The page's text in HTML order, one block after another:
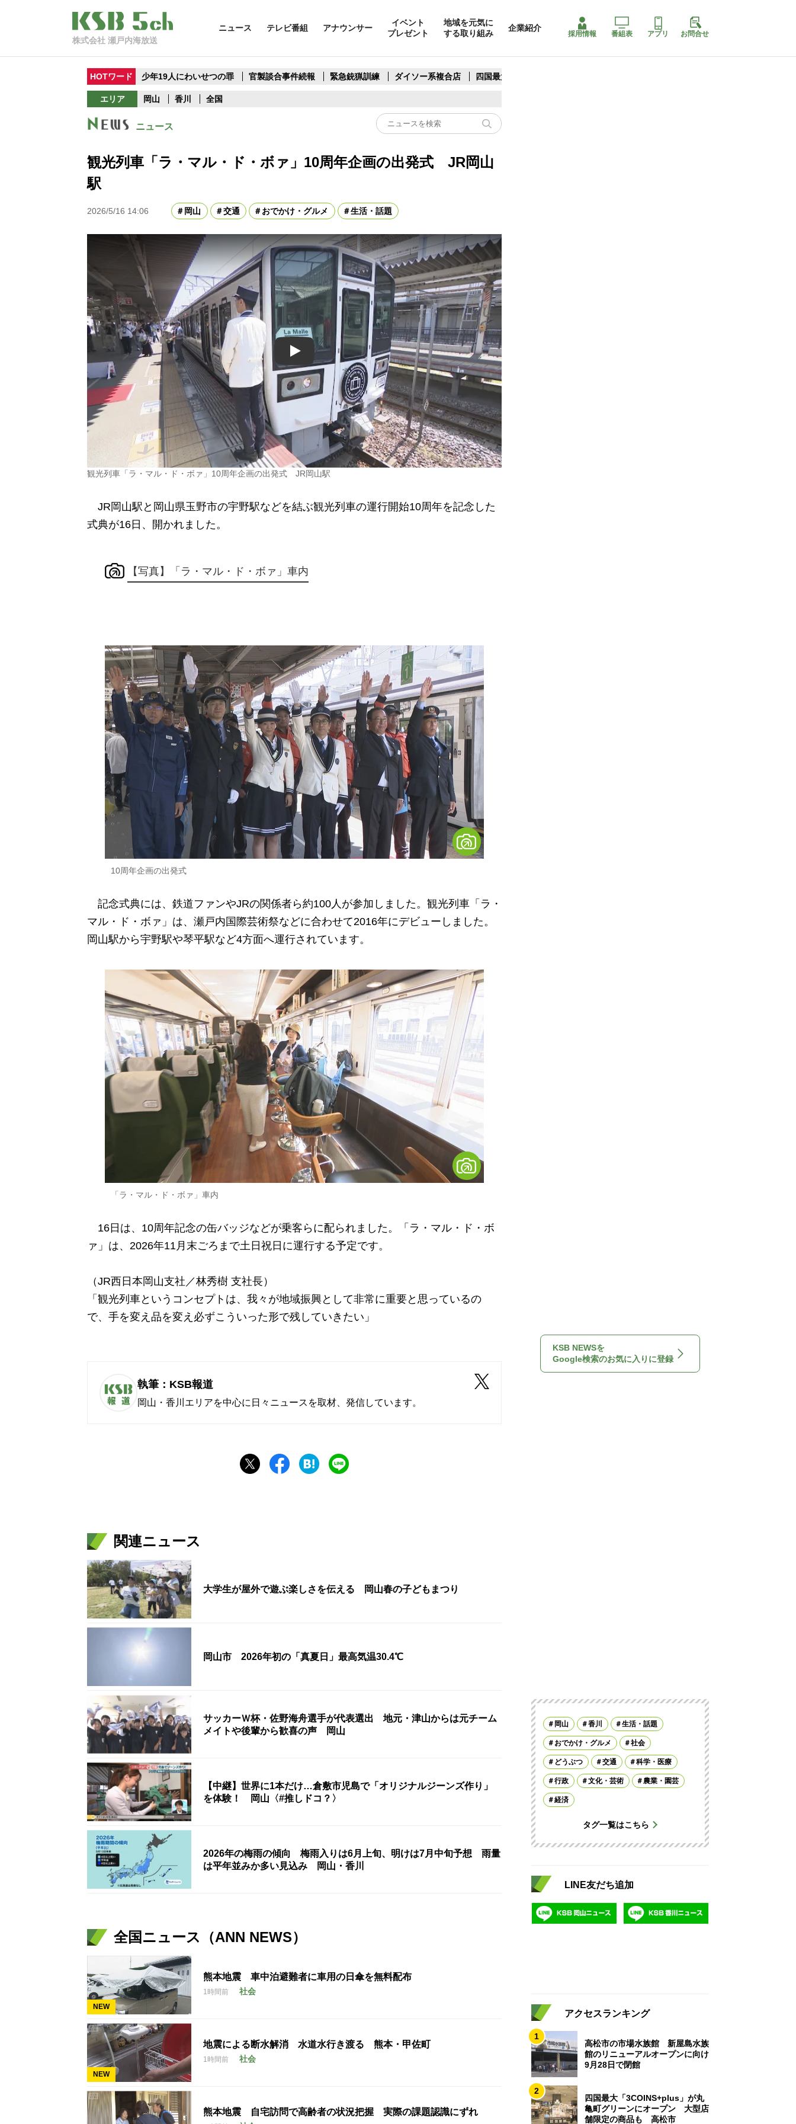
株式会社 瀬戸内海放送
ニュース テレビ番組 アナウンサー
イベント
プレゼント
地域を元気に
する取り組み
企業紹介
採用情報 番組表 アプリ お問合せ
HOTワード 少年19人にわいせつの罪 官製談合事件続報 緊急銃猟訓練 ダイソー系複合店 四国最大スリコ
エリア 岡山 香川 全国
ニュース
観光列車「ラ・マル・ド・ボァ」10周年企画の出発式 JR岡山
駅
2026/5/16 14:06 岡山 交通 おでかけ・グルメ 生活・話題
Play
観光列車「ラ・マル・ド・ボァ」10周年企画の出発式 JR岡山駅
JR岡山駅と岡山県玉野市の宇野駅などを結ぶ観光列車の運行開始10周年を記念した
式典が16日、開かれました。
【写真】「ラ・マル・ド・ボァ」車内
10周年企画の出発式
記念式典には、鉄道ファンやJRの関係者ら約100人が参加しました。観光列車「ラ・
マル・ド・ボァ」は、瀬戸内国際芸術祭などに合わせて2016年にデビューしました。
岡山駅から宇野駅や琴平駅など4方面へ運行されています。
「ラ・マル・ド・ボァ」車内
16日は、10周年記念の缶バッジなどが乗客らに配られました。「ラ・マル・ド・ボ
ァ」は、2026年11月末ごろまで土日祝日に運行する予定です。
（JR西日本岡山支社／林秀樹 支社長）
「観光列車というコンセプトは、我々が地域振興として非常に重要と思っているの
で、手を変え品を変え必ずこういった形で残していきたい」
執筆：KSB報道
岡山・香川エリアを中心に日々ニュースを取材、発信しています。
関連ニュース
大学生が屋外で遊ぶ楽しさを伝える 岡山春の子どもまつり
岡山市 2026年初の「真夏日」最高気温30.4℃
サッカーＷ杯・佐野海舟選手が代表選出 地元・津山からは元チーム
メイトや後輩から歓喜の声 岡山
【中継】世界に1本だけ…倉敷市児島で「オリジナルジーンズ作り」
を体験！ 岡山〈#推しドコ？〉
2026年の梅雨の傾向 梅雨入りは6月上旬、明けは7月中旬予想 雨量
は平年並みか多い見込み 岡山・香川
全国ニュース（ANN NEWS）
NEW
熊本地震 車中泊避難者に車用の日傘を無料配布
1時間前 社会
NEW
地震による断水解消 水道水行き渡る 熊本・甲佐町
1時間前 社会
熊本地震 自宅訪問で高齢者の状況把握 実際の課題認識にずれ
KSB NEWSを
Google検索のお気に入りに登録
岡山 香川 生活・話題
おでかけ・グルメ 社会
どうぶつ 交通 科学・医療
行政 文化・芸術 農業・園芸
経済
タグ一覧はこちら
LINE友だち追加
アクセスランキング
1
高松市の市場水族館 新屋島水族
館のリニューアルオープンに向け
9月28日で閉館
2
四国最大「3COINS+plus」が丸
亀町グリーンにオープン 大型店
舗限定の商品も 高松市